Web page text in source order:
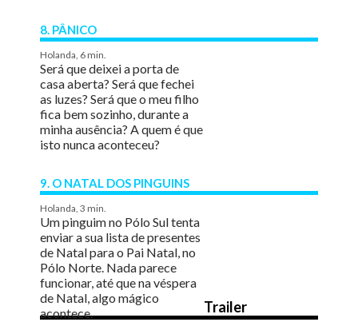
8. PÂNICO
Holanda, 6 min.
Será que deixei a porta de
casa aberta? Será que fechei
as luzes? Será que o meu filho
fica bem sozinho, durante a
minha ausência? A quem é que
isto nunca aconteceu?
9. O NATAL DOS PINGUINS
Holanda, 3 min.
Um pinguim no Pólo Sul tenta
enviar a sua lista de presentes
de Natal para o Pai Natal, no
Pólo Norte. Nada parece
funcionar, até que na véspera
de Natal, algo mágico
acontece.
Trailer